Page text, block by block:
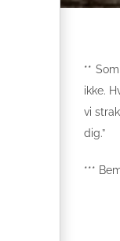
**
ikke.
vi
dig.”
***